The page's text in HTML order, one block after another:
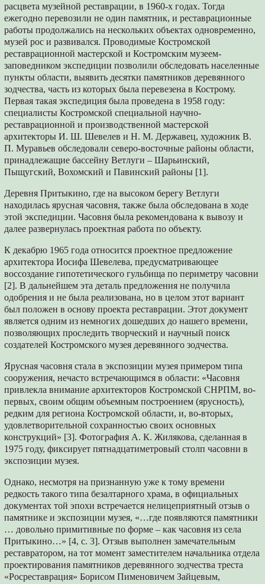
расцвета музейной реставрации, в 1960-х годах. Тогда
ежегодно перевозили не один памятник, и реставрационные
работы продолжались на нескольких объектах одновременно,
музей рос и развивался. Проводимые Костромской
реставрационной мастерской и Костромским музеем-
заповедником экспедиции позволили обследовать населенные
пункты области, выявить десятки памятников деревянного
зодчества, часть из которых была перевезена в Кострому.
Первая такая экспедиция была проведена в 1958 году:
специалисты Костромской специальной научно-
реставрационной и производственной мастерской
архитекторы И. Ш. Шевелев и Н. М. Державец, художник В.
П. Муравьев обследовали северо-восточные районы области,
принадлежащие бассейну Ветлуги – Шарьинский,
Пыщугский, Вохомский и Павинский районы [1].
Деревня Притыкино, где на высоком берегу Ветлуги
находилась ярусная часовня, также была обследована в ходе
этой экспедиции. Часовня была рекомендована к вывозу и
далее развернулась проектная работа по объекту.
К декабрю 1965 года относится проектное предложение
архитектора Иосифа Шевелева, предусматривающее
воссоздание гипотетического гульбища по периметру часовни
[2]. В дальнейшем эта деталь предложения не получила
одобрения и не была реализована, но в целом этот вариант
был положен в основу проекта реставрации. Этот документ
является одним из немногих дошедших до нашего времени,
позволяющих проследить творческий и научный поиск
создателей Костромского музея деревянного зодчества.
Ярусная часовня стала в экспозиции музея примером типа
сооружения, нечасто встречающимся в области: «Часовня
привлекла внимание архитекторов Костромской СНРПМ, во-
первых, своим общим объемным построением (ярусность),
редким для региона Костромской области, и, во-вторых,
удовлетворительной сохранностью своих основных
конструкций» [3]. Фотография А. К. Жилякова, сделанная в
1975 году, фиксирует пятнадцатиметровый столп часовни в
экспозиции музея.
Однако, несмотря на признанную уже к тому времени
редкость такого типа безалтарного храма, в официальных
документах той эпохи встречается нелицеприятный отзыв о
памятнике и экспозиции музея, «…где появляются памятники
… довольно примитивные по форме – как часовня из села
Притыкино…» [4, с. 3]. Отзыв выполнен замечательным
реставратором, на тот момент заместителем начальника отдела
проектирования памятников деревянного зодчества треста
«Росреставрация» Борисом Пименовичем Зайцевым,